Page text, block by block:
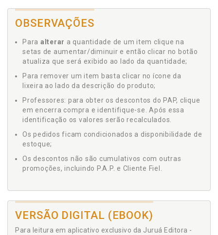
OBSERVAÇÕES
Para alterar a quantidade de um item clique na
setas de aumentar/diminuir e então clicar no botão
atualiza que será exibido ao lado da quantidade;
Para remover um item basta clicar no ícone da
lixeira ao lado da descrição do produto;
Professores: para obter os descontos do PAP, clique
em encerra compra e identifique-se. Após essa
identificação os valores serão recalculados.
Os pedidos ficam condicionados a disponibilidade de
estoque;
Os descontos não são cumulativos com outras
promoções, incluindo P.A.P. e Cliente Fiel.
VERSÃO DIGITAL (EBOOK)
Para leitura em aplicativo exclusivo da Juruá Editora -